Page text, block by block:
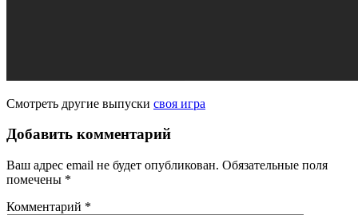
Смотреть другие выпуски своя игра
Добавить комментарий
Ваш адрес email не будет опубликован. Обязательные поля
помечены *
Комментарий *